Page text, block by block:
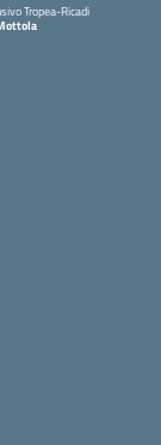
Tropea-Ricadi
iniziale della scuola